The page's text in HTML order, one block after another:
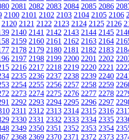
2081 2082 2083 2084 2085 2086
2100 2101 2102 2103 2104 2105 2106
2120 2121 2122 2123 2124 2125 2126
2140 2141 2142 2143 2144 2145
2159 2160 2161 2162 2163 2164
2178 2179 2180 2181 2182 2183
2197 2198 2199 2200 2201 2202
2216 2217 2218 2219 2220 2221
2235 2236 2237 2238 2239 2240
2254 2255 2256 2257 2258 2259
2273 2274 2275 2276 2277 2278
2292 2293 2294 2295 2296 2297
2311 2312 2313 2314 2315 2316
2330 2331 2332 2333 2334 2335
2349 2350 2351 2352 2353 2354
2368 2369 2370 2371 2372 2373